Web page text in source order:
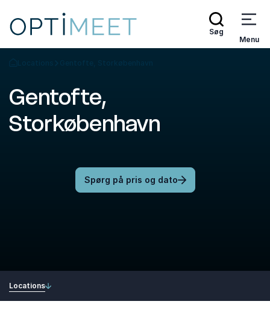
Søg
Menu
Gentofte,
Storkøbenhavn
Spørg på pris og dato
Locations